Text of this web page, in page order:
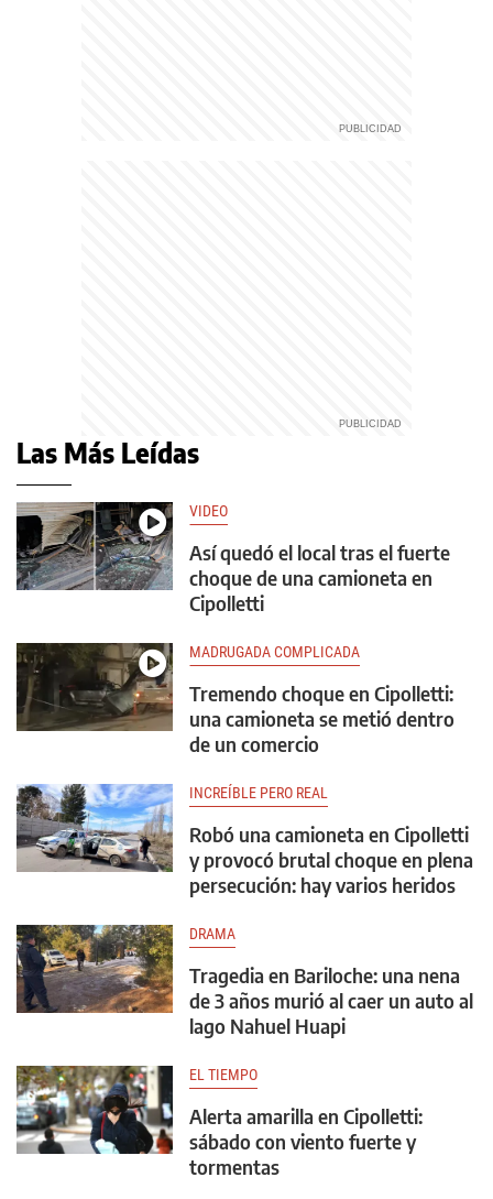
Las Más Leídas
VIDEO
Así quedó el local tras el fuerte
choque de una camioneta en
Cipolletti
MADRUGADA COMPLICADA
Tremendo choque en Cipolletti:
una camioneta se metió dentro
de un comercio
INCREÍBLE PERO REAL
Robó una camioneta en Cipolletti
y provocó brutal choque en plena
persecución: hay varios heridos
DRAMA
Tragedia en Bariloche: una nena
de 3 años murió al caer un auto al
lago Nahuel Huapi
EL TIEMPO
Alerta amarilla en Cipolletti:
sábado con viento fuerte y
tormentas